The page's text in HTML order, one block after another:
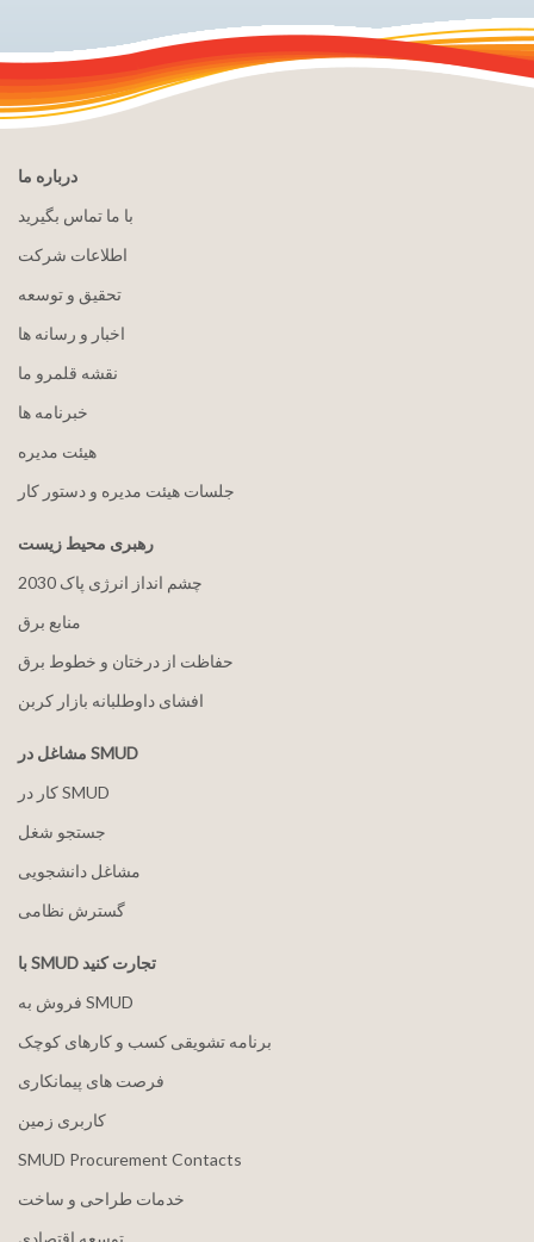
درباره ما
با ما تماس بگیرید
اطلاعات شرکت
تحقیق و توسعه
اخبار و رسانه ها
نقشه قلمرو ما
خبرنامه ها
هيئت مدیره
جلسات هیئت مدیره و دستور کار
رهبری محیط زیست
2030 چشم انداز انرژی پاک
منابع برق
حفاظت از درختان و خطوط برق
افشای داوطلبانه بازار کربن
مشاغل در SMUD
کار در SMUD
جستجو شغل
مشاغل دانشجویی
گسترش نظامی
با SMUD تجارت کنید
فروش به SMUD
برنامه تشویقی کسب و کارهای کوچک
فرصت های پیمانکاری
کاربری زمین
SMUD Procurement Contacts
خدمات طراحی و ساخت
توسعه اقتصادی